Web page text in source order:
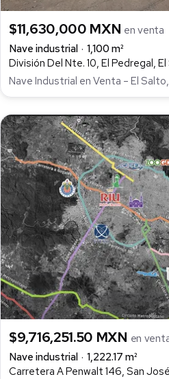
$11,630,000 MXN en venta
Nave industrial
1,100 m²
División Del Nte. 10, El Pedregal,
Nave Industrial en Venta – El
$9,716,251.50 MXN en
Nave industrial
1,222.17 m²
Carretera A Penwalt 146, San